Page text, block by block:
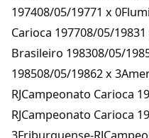
197408/05/19771 x
Carioca 197708/05/
Brasileiro 198308/05/
198508/05/19862 x
RJCampeonato Carioca
RJCampeonato Carioca